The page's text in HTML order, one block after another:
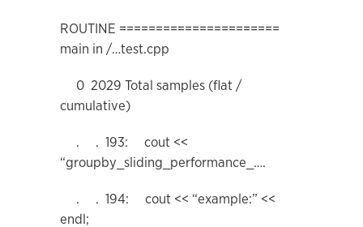
ROUTINE ======================
main in /…test.cpp
0 2029 Total samples (flat /
cumulative)
. . 193: cout <<
“groupby_sliding_performance_….
. . 194: cout << “example:” <<
endl;